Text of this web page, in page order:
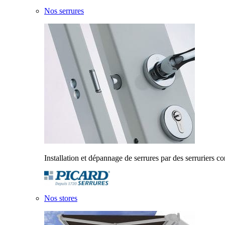
Nos serrures
Installation et dépannage de serrures par des serruriers
Nos stores